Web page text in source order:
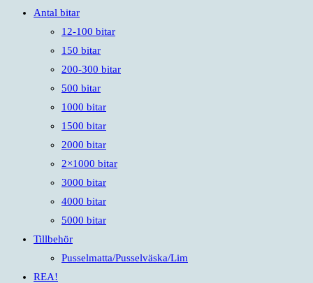
Antal bitar
12-100 bitar
150 bitar
200-300 bitar
500 bitar
1000 bitar
1500 bitar
2000 bitar
2×1000 bitar
3000 bitar
4000 bitar
5000 bitar
Tillbehör
Pusselmatta/Pusselväska/Lim
REA!